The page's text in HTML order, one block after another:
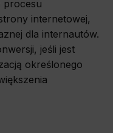
procesu
internetowej,
dla internautów.
jeśli jest
określonego